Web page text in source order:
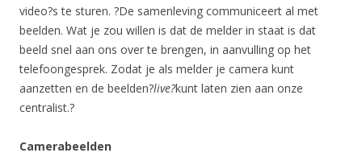
video?s te sturen. ?De samenleving communiceert al met
beelden. Wat je zou willen is dat de melder in staat is dat
beeld snel aan ons over te brengen, in aanvulling op het
telefoongesprek. Zodat je als melder je camera kunt
aanzetten en de beelden?live?kunt laten zien aan onze
centralist.?
Camerabeelden